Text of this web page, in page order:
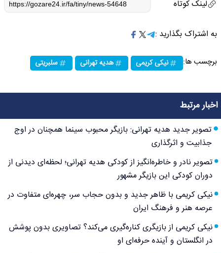
لینک کوتاه
به اشتراک بگذارید :
برچسب ها: نیکی کریمی هدیه تهرانی سلبریتی
اخبار مرتبط
تصویر جدید هدیه تهرانی: بازیگر محبوب سینما همچنان در اوج
جذابیت و اثرگذاری
تصویر نادر و خاطره‌انگیز از کودکی هدیه تهرانی؛ لحظه‌ای دیدنی از
دوران کودکی این بازیگر مشهور
نیکی کریمی با ظاهر جدید و بدون حجاب سر، چهره‌ای متفاوت در
عرصه هنر و فرهنگ ایران
نیکی کریمی از بازیگری کناره‌گیری می‌کند؟ تصاویری بدون پوشش
در انگلستان و آینده حرفه‌ای او